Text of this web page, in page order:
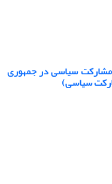
مشارکت سیاسی در جمهوری
سیاسی)